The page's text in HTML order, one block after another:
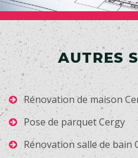
AUTRES
Rénovation de maison
Pose de parquet Cergy
Rénovation salle de bain